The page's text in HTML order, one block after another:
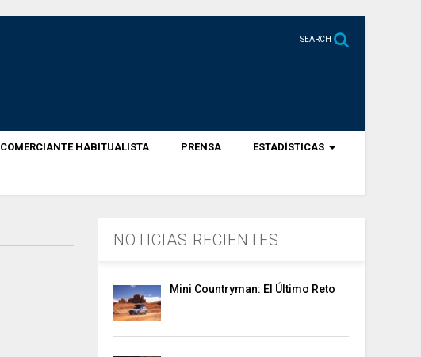
SEARCH
COMERCIANTE HABITUALISTA PRENSA ESTADÍSTICAS
NOTICIAS RECIENTES
Mini Countryman: El Último Reto